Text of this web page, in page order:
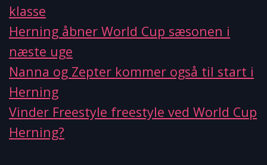
klasse
Herning åbner World Cup sæsonen i
næste uge
Nanna og Zepter kommer også til start i
Herning
Vinder Freestyle freestyle ved World Cup
Herning?